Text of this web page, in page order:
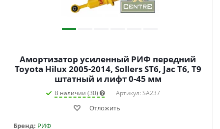
Амортизатор усиленный РИФ передний
Toyota Hilux 2005-2014, Sollers ST6, Jac T6, T9
штатный и лифт 0-45 мм
В наличии (30) Артикул: SA237
Отложить
Бренд: РИФ